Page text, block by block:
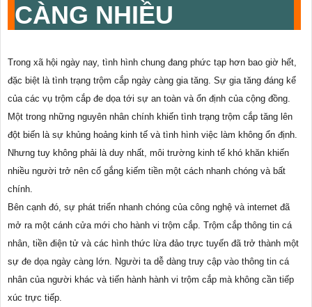
CÀNG NHIỀU
Trong xã hội ngày nay, tình hình chung đang phức tạp hơn bao giờ hết,
đặc biệt là tình trạng trộm cắp ngày càng gia tăng. Sự gia tăng đáng kể
của các vụ trộm cắp đe dọa tới sự an toàn và ổn định của cộng đồng.
Một trong những nguyên nhân chính khiến tình trạng trộm cắp tăng lên
đột biến là sự khủng hoảng kinh tế và tình hình việc làm không ổn định.
Nhưng tuy không phải là duy nhất, môi trường kinh tế khó khăn khiến
nhiều người trở nên cố gắng kiếm tiền một cách nhanh chóng và bất
chính. ️
Bên cạnh đó, sự phát triển nhanh chóng của công nghệ và internet đã
mở ra một cánh cửa mới cho hành vi trộm cắp. Trộm cắp thông tin cá
nhân, tiền điện tử và các hình thức lừa đảo trực tuyến đã trở thành một
sự đe dọa ngày càng lớn. Người ta dễ dàng truy cập vào thông tin cá
nhân của người khác và tiến hành hành vi trộm cắp mà không cần tiếp
xúc trực tiếp.